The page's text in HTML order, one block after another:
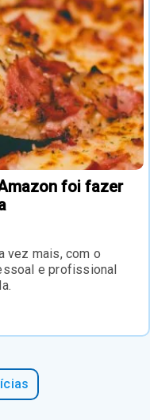
foi fazer
vez mais, com o
e profissional